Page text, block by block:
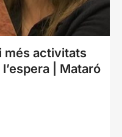
més activitats
| Mataró